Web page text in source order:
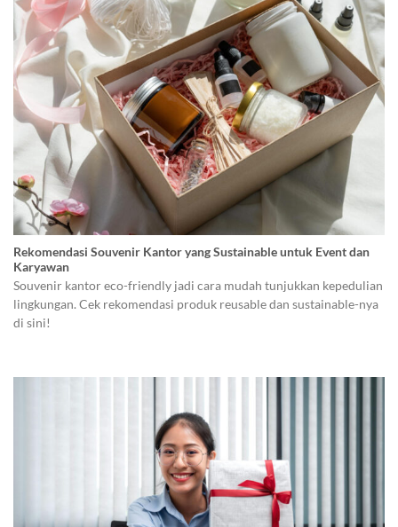
Rekomendasi Souvenir Kantor yang Sustainable untuk Event dan
Karyawan
Souvenir kantor eco-friendly jadi cara mudah tunjukkan kepedulian
lingkungan. Cek rekomendasi produk reusable dan sustainable-nya
di sini!